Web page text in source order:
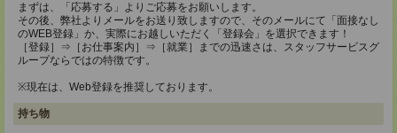
まずは、「応募する」よりご応募をお願いします。
その後、弊社よりメールをお送り致しますので、そのメールにて「面接なし
のWEB登録」か、実際にお越しいただく「登録会」を選択できます！
［登録］⇒［お仕事案内］⇒［就業］までの迅速さは、スタッフサービスグ
ループならではの特徴です。
※現在は、Web登録を推奨しております。
持ち物